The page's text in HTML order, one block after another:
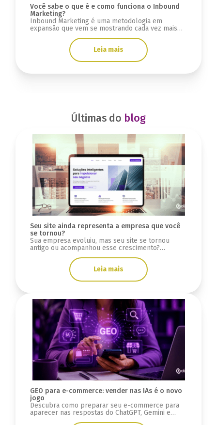
Você sabe o que é e como funciona o Inbound
Marketing?
Inbound Marketing é uma metodologia em
expansão que vem se mostrando cada vez mais
destacar no mercado.
Leia mais
Últimas do blog
Seu site ainda representa a empresa que você
se tornou?
Sua empresa evoluiu, mas seu site se tornou
antigo ou acompanhou esse crescimento?
Leia mais
GEO para e-commerce: vender nas IAs é o novo
jogo
Descubra como preparar seu e-commerce para
aparecer nas respostas do ChatGPT, Gemini e